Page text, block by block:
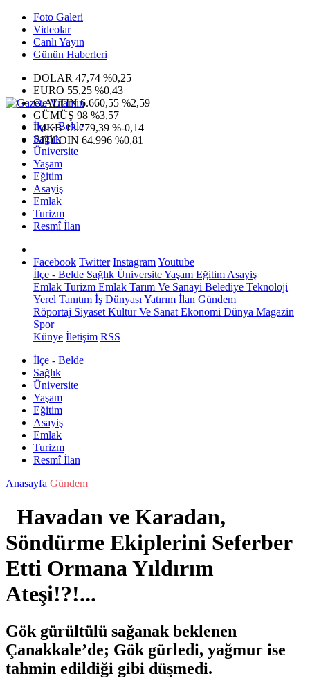
Foto Galeri
Videolar
Canlı Yayın
Günün Haberleri
DOLAR 47,74 %0,25
EURO 55,25 %0,43
G.ALTIN6.660,55 %2,59
GÜMÜŞ 98 %3,57
IMKB13.779,39 %-0,14
BITCOIN 64.996 %0,81
İlçe - Belde
Sağlık
Üniversite
Yaşam
Eğitim
Asayiş
Emlak
Turizm
Resmî İlan
Facebook Twitter InstagramYoutube
İlçe - Belde Sağlık ÜniversiteYaşam Eğitim Asayiş
Emlak Turizm Emlak Tarım Ve Sanayi Belediye Teknoloji
Yerel Tanıtım İş Dünyası Yatırım İlan Gündem
Röportaj Siyaset Kültür Ve Sanat Ekonomi Dünya Magazin
Spor
Künye İletişim RSS
İlçe - Belde
Sağlık
Üniversite
Yaşam
Eğitim
Asayiş
Emlak
Turizm
Resmî İlan
Anasayfa Gündem
Havadan ve Karadan,
Söndürme Ekiplerini Seferber
Etti Ormana Yıldırım
Ateşi!?!...
Gök gürültülü sağanak beklenen
Çanakkale’de; Gök gürledi, yağmur ise
tahmin edildiği gibi düşmedi.